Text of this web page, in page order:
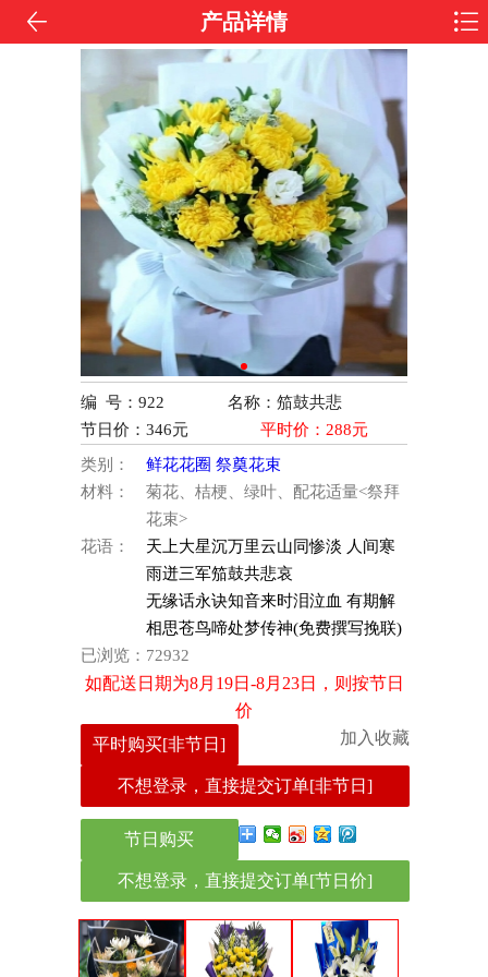
产品详情
编 号：922
名称：笳鼓共悲
节日价： 346元 平时价： 288元
类别：
鲜花花圈 祭奠花束
材料：
菊花、桔梗、绿叶、配花适量<祭拜
花束>
花语：
天上大星沉万里云山同惨淡 人间寒
雨迸三军笳鼓共悲哀
无缘话永诀知音来时泪泣血 有期解
相思苍鸟啼处梦传神(免费撰写挽联)
已浏览： 72932
如配送日期为8月19日-8月23日，则按节日
价
平时购买[非节日]
加入收藏
不想登录，直接提交订单[非节日]
节日购买
不想登录，直接提交订单[节日价]